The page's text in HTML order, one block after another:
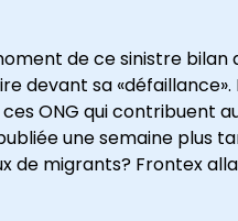
de ce sinistre
devant sa
ONG qui contribuent
une semaine plus
de migrants? Frontex